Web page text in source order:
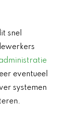
snel
eventueel
systemen